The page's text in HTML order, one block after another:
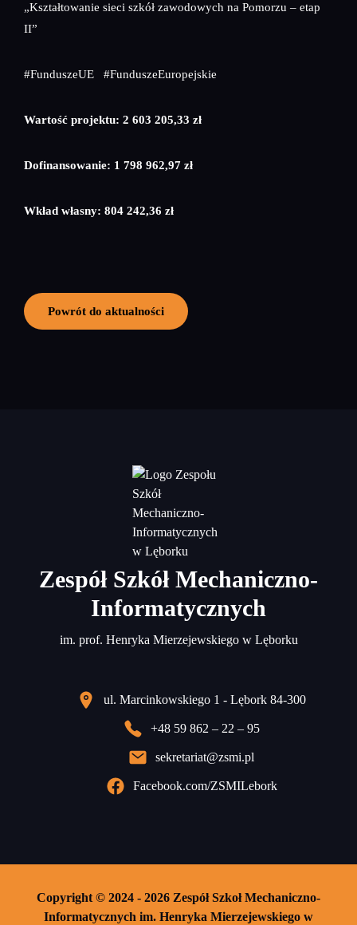
„Kształtowanie sieci szkół zawodowych na Pomorzu – etap
II”
#FunduszeUE #FunduszeEuropejskie
Wartość projektu: 2 603 205,33 zł
Dofinansowanie: 1 798 962,97 zł
Wkład własny: 804 242,36 zł
Powrót do aktualności
Zespół Szkół Mechaniczno-
Informatycznych
im. prof. Henryka Mierzejewskiego w Lęborku
ul. Marcinkowskiego 1 - Lębork 84-300
+48 59 862 – 22 – 95
sekretariat@zsmi.pl
Facebook.com/ZSMILebork
Copyright © 2024 - 2026 Zespół Szkoł Mechaniczno-
Informatycznych im. Henryka Mierzejewskiego w